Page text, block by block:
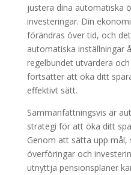
justera dina automatiska
investeringar. Din
förändras över tid, och
automatiska inställningar
regelbundet utvärdera
fortsätter att öka ditt
effektivt sätt.
Sammanfattningsvis är
strategi för att öka ditt
Genom att sätta upp mål,
överföringar och
utnyttja pensionsplaner